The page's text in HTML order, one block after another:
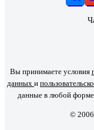
Вы принимаете условия
данных и
данные в любой
©